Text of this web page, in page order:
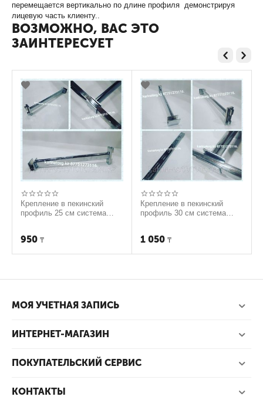
перемещается вертикально по длине профиля демонстрируя
лицевую часть клиенту..
ВОЗМОЖНО, ВАС ЭТО
ЗАИНТЕРЕСУЕТ
Крепление в пекинский
профиль 25 см система
950 ₸
Крепление в пекинский
профиль 30 см система
1 050 ₸
МОЯ УЧЕТНАЯ ЗАПИСЬ
ИНТЕРНЕТ-МАГАЗИН
ПОКУПАТЕЛЬСКИЙ СЕРВИС
КОНТАКТЫ